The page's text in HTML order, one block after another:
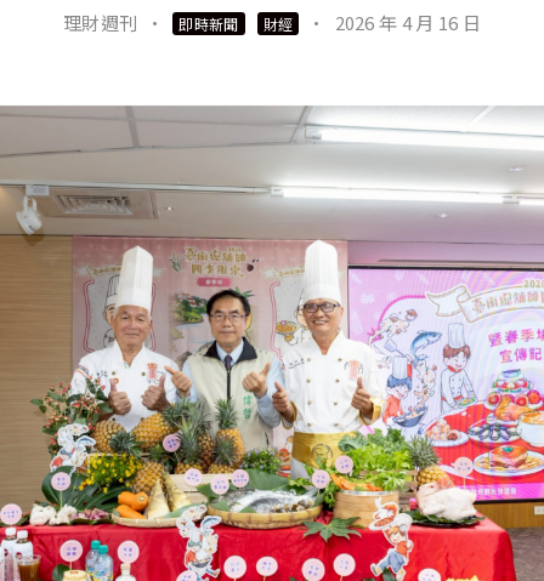
理財週刊 · 即時新聞 財經 · 2026 年 4 月 16 日